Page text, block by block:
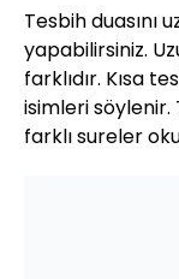
Tesbih duasını
yapabilirsiniz.
farklıdır. Kısa
isimleri söylenir.
farklı sureler